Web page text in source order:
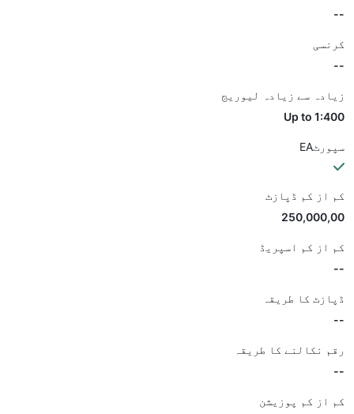
--
کرنسی
--
زیادہ سے زیادہ لیوریج
Up to 1:400
سپورٹEA
کم از کم ڈپازٹ
250,000,00
کم از کم اسپریڈ
--
ڈپازٹ کا طریقہ
--
رقم نکالنے کا طریقہ
--
کم از کم پوزیشن